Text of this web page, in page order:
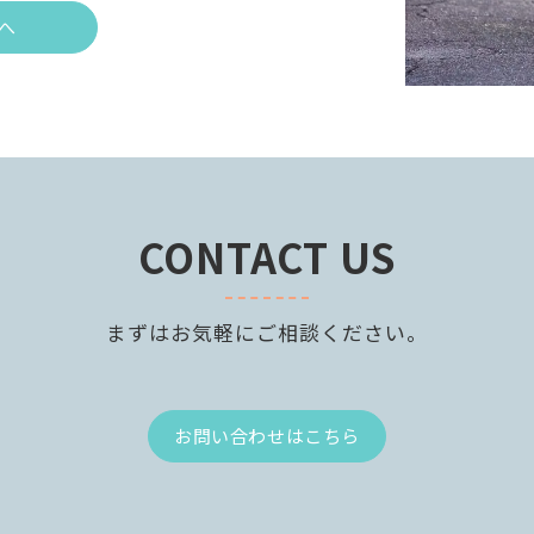
CONTACT US
まずはお気軽にご相談ください。
お問い合わせはこちら